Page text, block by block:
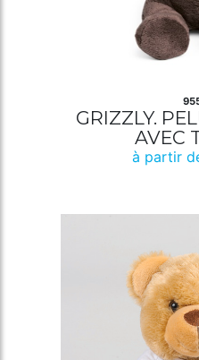
GRIZZLY.
AVEC
à partir